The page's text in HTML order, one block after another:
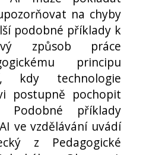
na chyby
podobné příklady k
způsob práce
principu
kdy technologie
postupně pochopit
Podobné příklady
ve vzdělávání uvádí
z Pedagogické